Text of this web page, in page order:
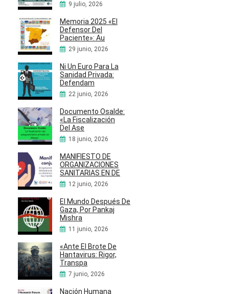
9 julio, 2026
Memoria 2025 «El
Defensor Del
Paciente»: Au
29 junio, 2026
Ni Un Euro Para La
Sanidad Privada:
Defendam
22 junio, 2026
Documento Osalde:
«La Fiscalización
Del Ase
18 junio, 2026
MANIFIESTO DE
ORGANIZACIONES
SANITARIAS EN DE
12 junio, 2026
El Mundo Después De
Gaza, Por Pankaj
Mishra
11 junio, 2026
«Ante El Brote De
Hantavirus: Rigor,
Transpa
7 junio, 2026
Nación Humana